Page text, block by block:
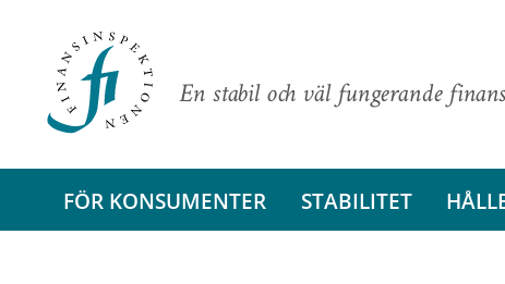
En stabil och väl fungerande
FÖR KONSUMENTER STABILITET